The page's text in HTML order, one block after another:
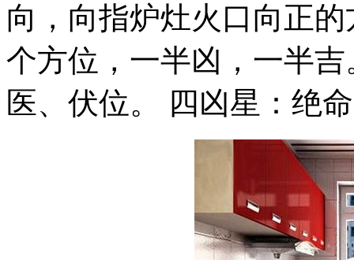
向，向指炉灶火口向正
个方位，一半凶，一半
医、伏位。 四凶星：绝